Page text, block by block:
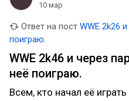
10 мар
Ответ на пост WWE 2k26
поиграю.
WWE 2k46 и через
неё поиграю.
Всем, кто начал её